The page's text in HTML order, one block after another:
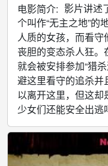
电影简介: 影片讲述
个叫作“无主之地”的
人质的女孩，而看
丧胆的变态杀人狂。
就会被安排参加“猎
避这里看守的追杀
以离开这里，但这
少女们还能安全出